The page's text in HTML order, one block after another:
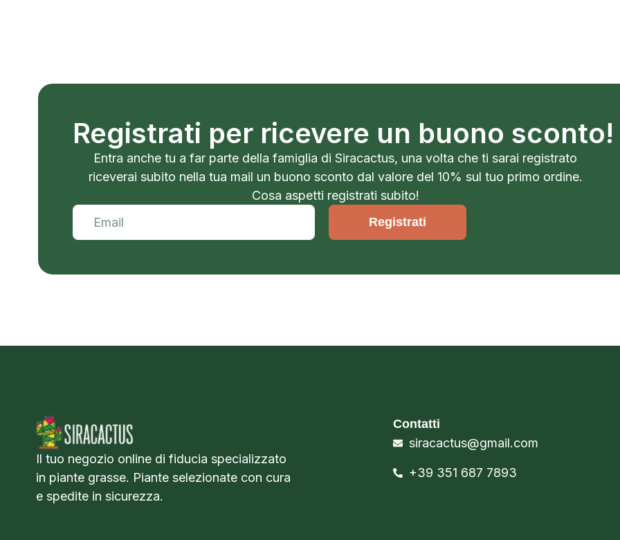
Registrati per ricevere un buono sconto!
Entra anche tu a far parte della famiglia di Siracactus, una volta che ti sarai registrato
riceverai subito nella tua mail un buono sconto dal valore del 10% sul tuo primo ordine.
Cosa aspetti registrati subito!
Registrati
Il tuo negozio online di fiducia specializzato
in piante grasse. Piante selezionate con cura
e spedite in sicurezza.
Contatti
siracactus@gmail.com
+39 351 687 7893